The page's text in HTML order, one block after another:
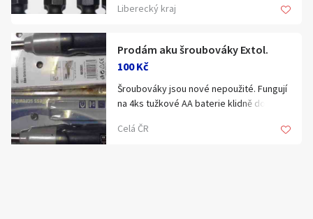
. pracovní část nástroje (PČ): délka 15 mm
/tloušťka 2 mm
Liberecký kraj
Prodám aku šroubováky Extol.
100 Kč
Šroubováky jsou nové nepoužité. Fungují
na 4ks tužkové AA baterie klidně dobíjecí.
Celá ČR